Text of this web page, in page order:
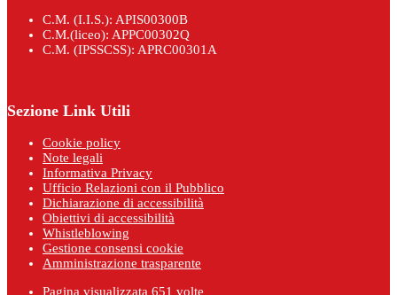
C.M. (I.I.S.): APIS00300B
C.M.(liceo): APPC00302Q
C.M. (IPSSCSS): APRC00301A
Sezione Link Utili
Cookie policy
Note legali
Informativa Privacy
Ufficio Relazioni con il Pubblico
Dichiarazione di accessibilità
Obiettivi di accessibilità
Whistleblowing
Gestione consensi cookie
Amministrazione trasparente
Pagina visualizzata 651 volte